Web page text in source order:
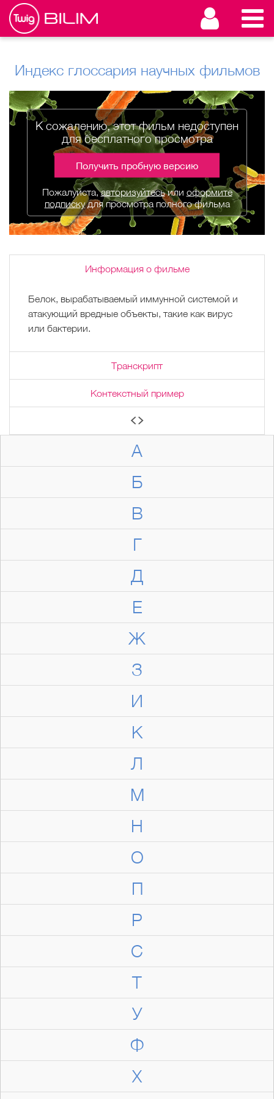
Индекс глоссария научных фильмов
А
Б
В
Г
Д
Е
Ж
З
И
К
Л
М
Н
О
П
Р
С
Т
У
Ф
Х
К сожалению, этот фильм недоступен
для бесплатного просмотра
Получить пробную версию
Пожалуйста,авторизуйтесьили оформите
подпискудля просмотра полного фильма
Информация о фильме
Белок, вырабатываемый иммунной системой и
атакующий вредные объекты, такие как вирус
или бактерии.
Транскрипт
Контекстный пример